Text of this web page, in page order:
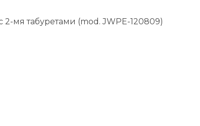
2-мя табуретами (mod. JWPE-120809)